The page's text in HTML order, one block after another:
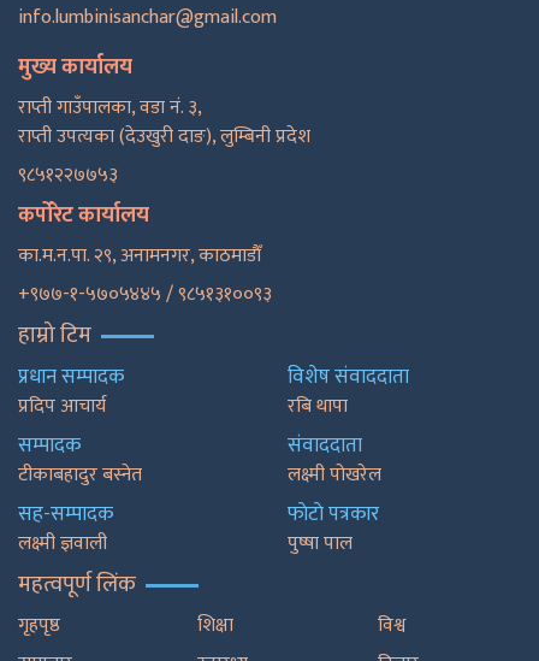
info.lumbinisanchar@gmail.com
मुख्य कार्यालय
राप्ती गाउँपालका, वडा नं. ३,
राप्ती उपत्यका (देउखुरी दाङ), लुम्बिनी प्रदेश
९८५१२२७७५३
कर्पोरेट कार्यालय
का.म.न.पा. २९, अनामनगर, काठमाडाैँ
+९७७-१-५७०५४४५ / ९८५१३१००९३
हाम्रो टिम
प्रधान सम्पादक
प्रदिप आचार्य
सम्पादक
टीकाबहादुर बस्नेत
सह-सम्पादक
लक्ष्मी ज्ञवाली
विशेष संवाददाता
रबि थापा
संवाददाता
लक्ष्मी पोखरेल
फाेटाे पत्रकार
पुष्षा पाल
महत्वपूर्ण लिंक
गृहपृष्ठ
शिक्षा
विश्व